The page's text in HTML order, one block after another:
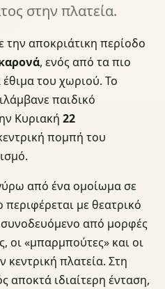
στην πλατεία.
αποκριάτικη περίοδο
, ενός από τα πιο
έθιμα του χωριού. Το
παιδικό
Κυριακή 22
πομπή του
από ένα ομοίωμα σε
με θεατρικό
συνοδευόμενο από μορφές
οι «μπαρμπούτες» και οι
κεντρική πλατεία. Στη
αποκτά ιδιαίτερη ένταση,